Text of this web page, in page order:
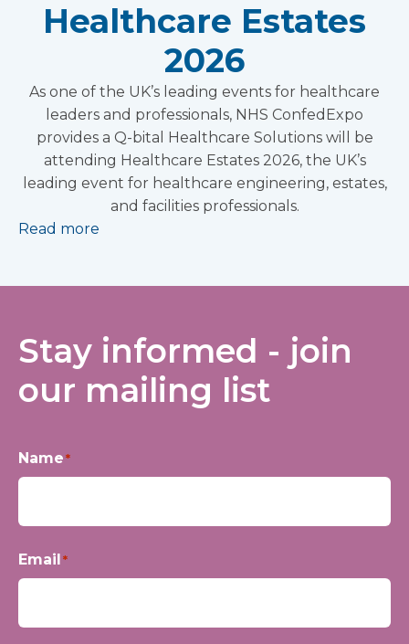
Healthcare Estates
2026
As one of the UK’s leading events for healthcare
leaders and professionals, NHS ConfedExpo
provides a Q-bital Healthcare Solutions will be
attending Healthcare Estates 2026, the UK’s
leading event for healthcare engineering, estates,
and facilities professionals.
Read more
Stay informed - join
our mailing list
Name*
Email *